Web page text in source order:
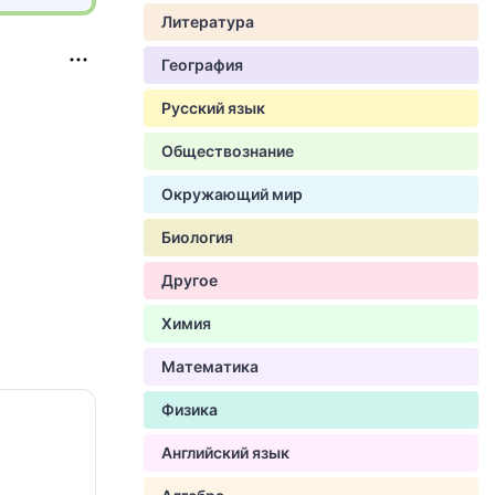
Литература
География
Русский язык
Обществознание
Окружающий мир
Биология
Другое
Химия
Математика
Физика
Английский язык